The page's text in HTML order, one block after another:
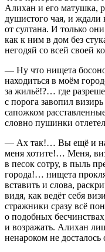
Алихан и его матушка,
душистого чая, и ждали
от султана. И только
как к ним в дом без
негодяй со всей своей
— Ну что нищета
находиться в моём
за жильё!?… где
с порога завопил
сапожком
словно пушинки
— Ах так!… Вы ещё и на
меня хотите!… Меня,
в песок сотру, в пыль
города!… нищета
вставить и слова,
видя, как ведёт себя
стражники сразу всё
о подобных
и возражать. Алихан
ненароком не досталось